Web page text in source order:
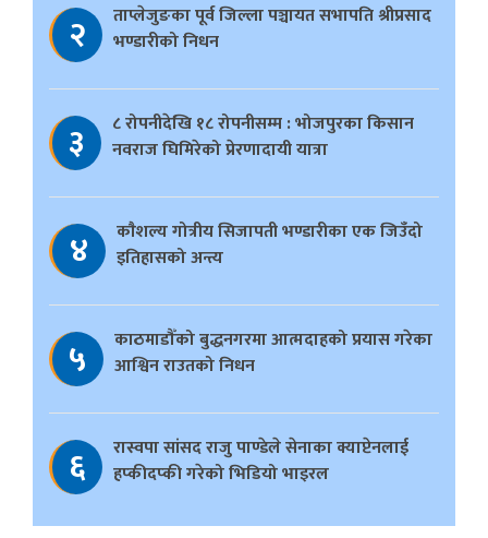
२
ताप्लेजुङका पूर्व जिल्ला पञ्चायत सभापति श्रीप्रसाद
भण्डारीको निधन
३
८ रोपनीदेखि १८ रोपनीसम्म : भोजपुरका किसान
नवराज घिमिरेको प्रेरणादायी यात्रा
४
काैशल्य गोत्रीय सिजापती भण्डारीका एक जिउँदो
इतिहासको अन्त्य
५
काठमाडौँको बुद्धनगरमा आत्मदाहको प्रयास गरेका
आश्विन राउतको निधन
६
रास्वपा सांसद राजु पाण्डेले सेनाका क्याप्टेनलाई
हप्कीदप्की गरेको भिडियो भाइरल